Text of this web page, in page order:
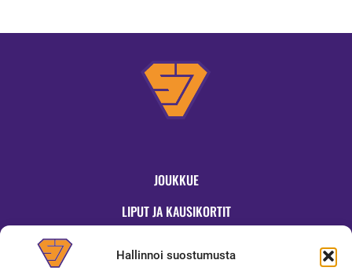
Hallinnoi suostumusta
JOUKKUE
LIPUT JA KAUSIKORTIT